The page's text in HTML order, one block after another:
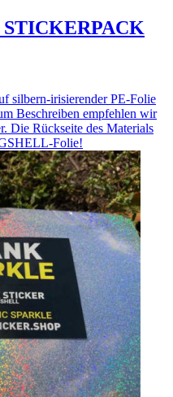
silbern-irisierender PE-Folie
Beschreiben empfehlen wir
Die Rückseite des Materials
Folie!